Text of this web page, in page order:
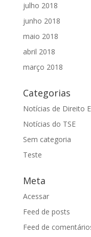
julho 2018
junho 2018
maio 2018
abril 2018
março 2018
Categorias
Notícias de Direito
Notícias do TSE
Sem categoria
Teste
Meta
Acessar
Feed de posts
Feed de